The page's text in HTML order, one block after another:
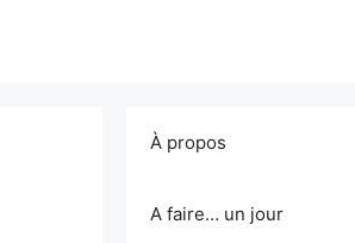
À propos
A faire… un jour